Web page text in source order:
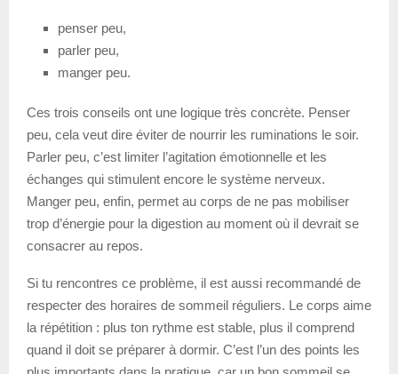
penser peu,
parler peu,
manger peu.
Ces trois conseils ont une logique très concrète. Penser
peu, cela veut dire éviter de nourrir les ruminations le soir.
Parler peu, c’est limiter l’agitation émotionnelle et les
échanges qui stimulent encore le système nerveux.
Manger peu, enfin, permet au corps de ne pas mobiliser
trop d’énergie pour la digestion au moment où il devrait se
consacrer au repos.
Si tu rencontres ce problème, il est aussi recommandé de
respecter des horaires de sommeil réguliers. Le corps aime
la répétition : plus ton rythme est stable, plus il comprend
quand il doit se préparer à dormir. C’est l’un des points les